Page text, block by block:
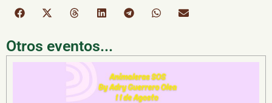
Otros eventos...